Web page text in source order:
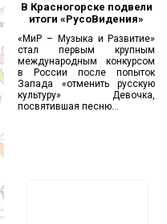
В Красногорске подвели
итоги «РусоВидения»
«МиР – Музыка и Развитие»
стал первым крупным
международным конкурсом
в России после попыток
Запада «отменить русскую
культуру» Девочка,
посвятившая песню...